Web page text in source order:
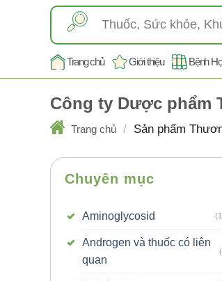
kiếm:
Trang chủ Giới thiệu Bệnh
Công ty Dược phẩm
Trang chủ / Sản phẩm
Chuyên mục
Aminoglycosid
Androgen và thuốc có liên
quan